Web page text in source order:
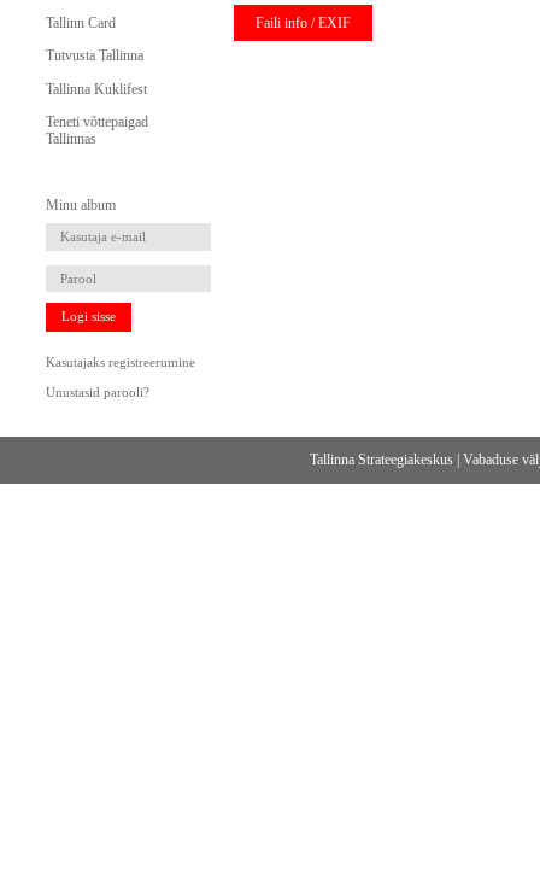
Tallinn Card
Tutvusta Tallinna
Tallinna Kuklifest
Teneti võttepaigad
Tallinnas
Minu album
Logi sisse
Kasutajaks registreerumine
Unustasid parooli?
Faili info / EXIF
Tallinna Strateegiakeskus |Vabaduse